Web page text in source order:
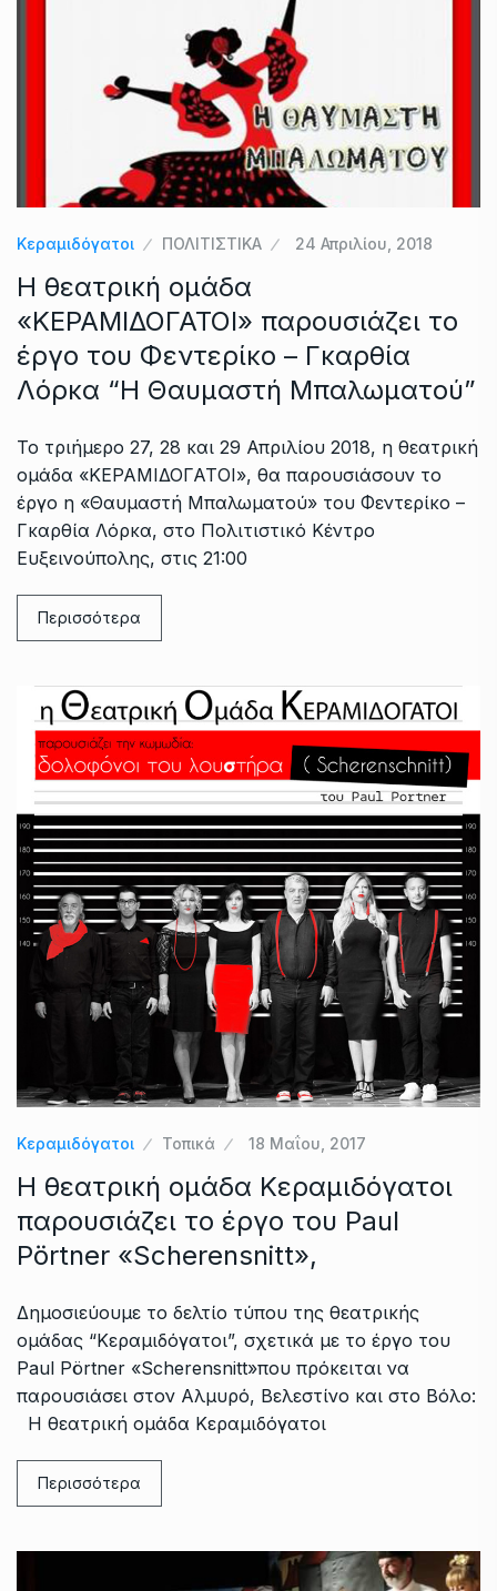
Κεραμιδόγατοι ΠΟΛΙΤΙΣΤΙΚΑ 24 Απριλίου, 2018
Η θεατρική ομάδα
«ΚΕΡΑΜΙΔΟΓΑΤΟΙ» παρουσιάζει το
έργο του Φεντερίκο – Γκαρθία
Λόρκα “Η Θαυμαστή Μπαλωματού”
Το τριήμερο 27, 28 και 29 Απριλίου 2018, η θεατρική
ομάδα «ΚΕΡΑΜΙΔΟΓΑΤΟΙ», θα παρουσιάσουν το
έργο η «Θαυμαστή Μπαλωματού» του Φεντερίκο –
Γκαρθία Λόρκα, στο Πολιτιστικό Κέντρο
Ευξεινούπολης, στις 21:00
Περισσότερα
Κεραμιδόγατοι Τοπικά 18 Μαΐου, 2017
Η θεατρική ομάδα Κεραμιδόγατοι
παρουσιάζει το έργο του Paul
Pörtner «Scherensnitt»,
Δημοσιεύουμε το δελτίο τύπου της θεατρικής
ομάδας “Κεραμιδόγατοι”, σχετικά με το έργο του
Paul Pörtner «Scherensnitt»που πρόκειται να
παρουσιάσει στον Αλμυρό, Βελεστίνο και στο Βόλο:
Η θεατρική ομάδα Κεραμιδόγατοι
Περισσότερα